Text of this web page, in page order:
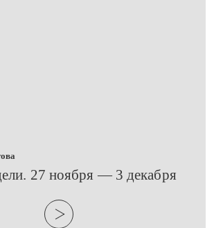
27 ноября — 3 декабря